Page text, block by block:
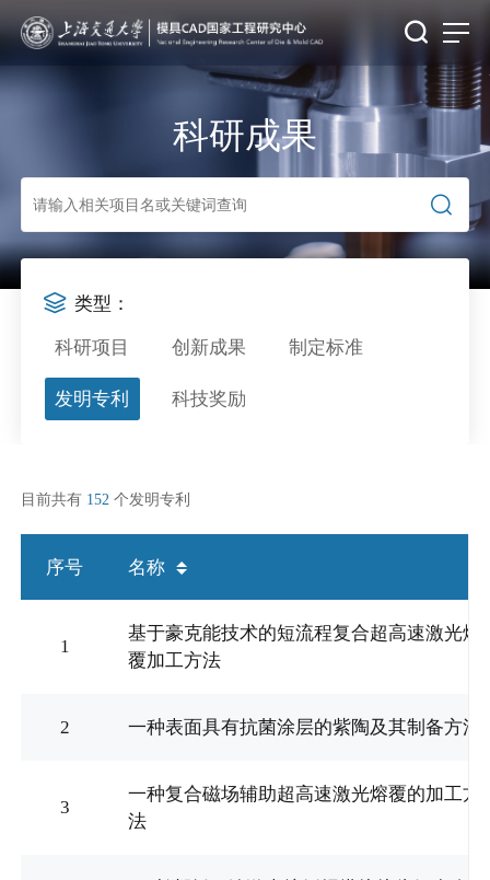
科研成果
类型：
科研项目 创新成果 制定标准
发明专利 科技奖励
目前共有 152 个发明专利
序号 名称
1
基于豪克能技术的短流程复合超高速激光熔
覆加工方法
2 一种表面具有抗菌涂层的紫陶及其制备方法
3
一种复合磁场辅助超高速激光熔覆的加工方
法